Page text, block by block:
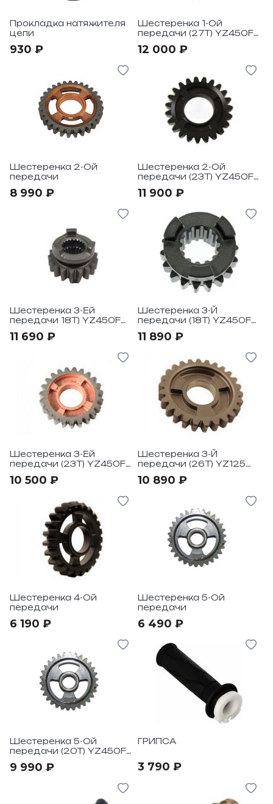
Прокладка натяжителя
цепи
930 ₽
Шестеренка 1-Ой
передачи (27T) YZ450F
12 000 ₽
Шестеренка 2-Ой
передачи
8 990 ₽
Шестеренка 2-Ой
передачи (23T) YZ450F
11 900 ₽
Шестеренка 3-Ей
передачи 18T) YZ450F
11 690 ₽
Шестеренка 3-Й
передачи (18T) YZ450F
11 890 ₽
Шестеренка 3-Ей
передачи (23T) YZ450F
10 500 ₽
Шестеренка 3-Й
передачи (26T) YZ125
10 890 ₽
Шестеренка 4-Ой
передачи
6 190 ₽
Шестеренка 5-Ой
передачи
6 490 ₽
Шестеренка 5-Ой
передачи (20T) YZ450F
9 990 ₽
ГРИПСА
3 790 ₽